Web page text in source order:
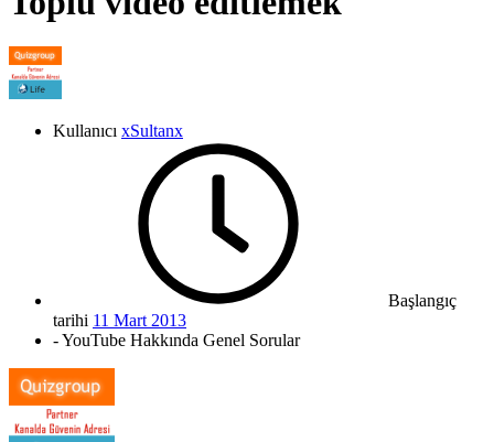
Kullanıcı xSultanx
Başlangıç
tarihi 11 Mart 2013
- YouTube Hakkında Genel Sorular